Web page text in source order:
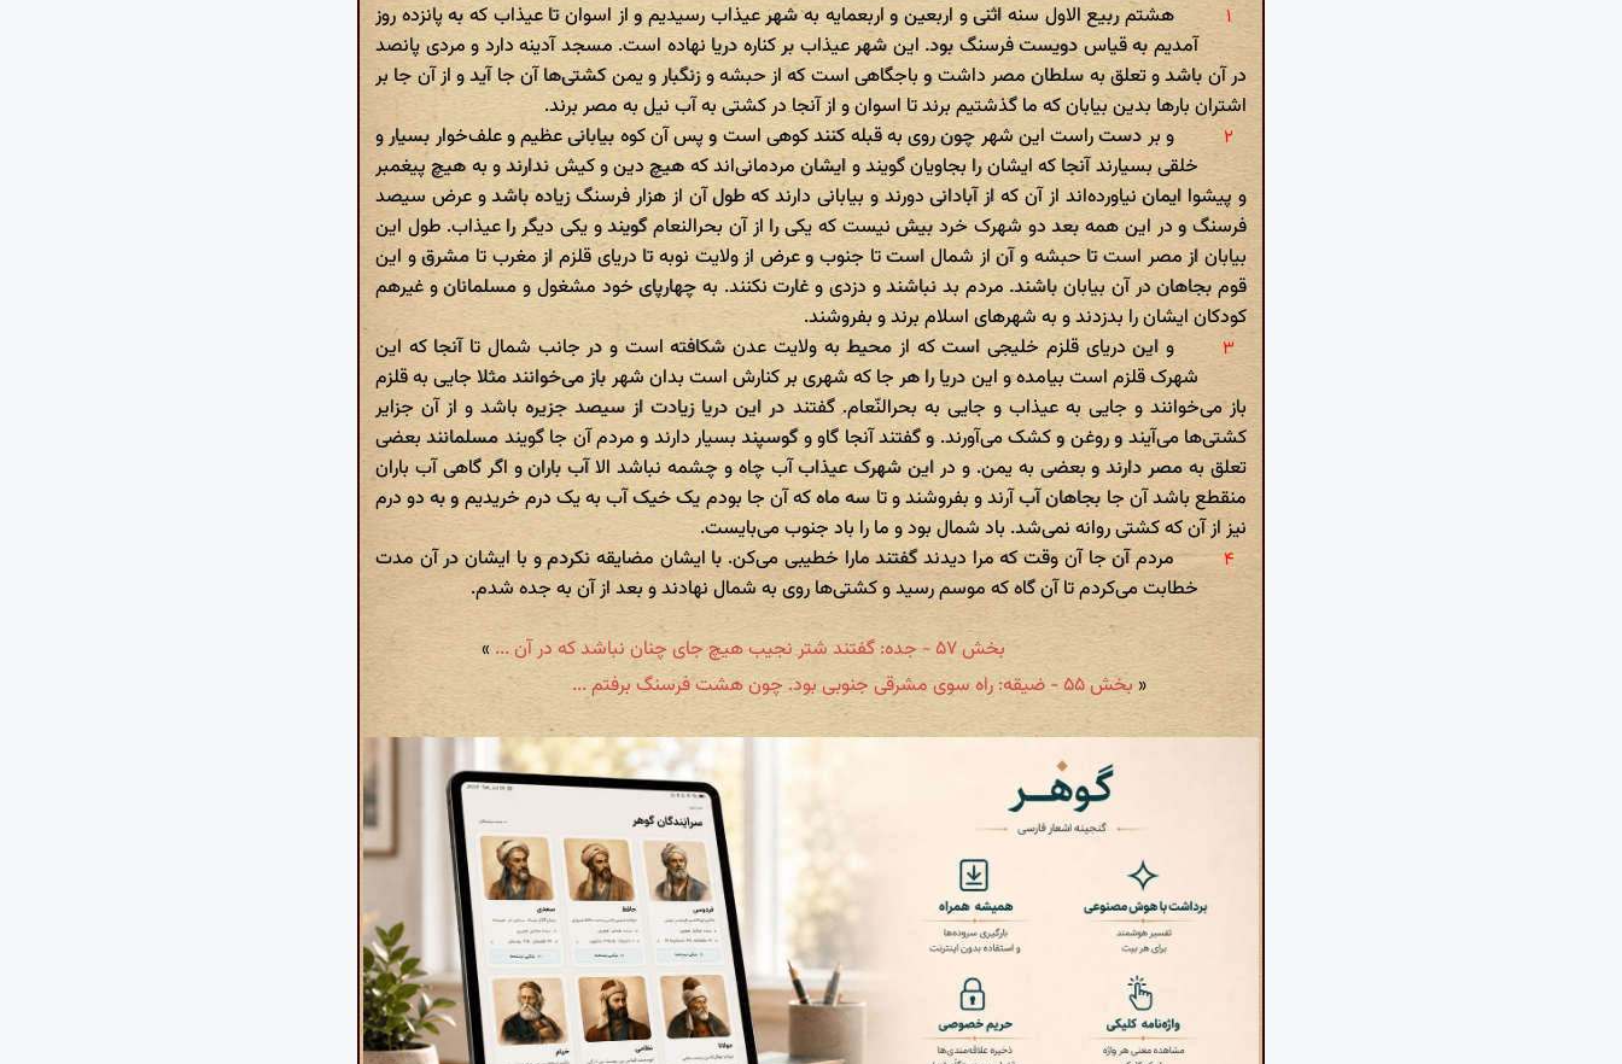
هشتم ربیع الاول سنه اثنی و اربعین و اربعمایه به شهر عیذاب رسیدیم و از اسوان تا عیذاب که به پانزده روز
آمدیم به قیاس دویست فرسنگ بود. این شهر عیذاب بر کناره دریا نهاده است. مسجد آدینه دارد و مردی پانصد
در آن باشد و تعلق به سلطان مصر داشت و باجگاهی است که از حبشه و زنگبار و یمن کشتی‌ها آن جا آید و از آن جا بر
اشتران بارها بدین بیابان که ما گذشتیم برند تا اسوان و از آنجا در کشتی به آب نیل به مصر برند.
و بر دست راست این شهر چون روی به قبله کنند کوهی است و پس آن کوه بیابانی عظیم و علف‌خوار بسیار و
خلقی بسیارند آنجا که ایشان را بجاویان گویند و ایشان مردمانی‌اند که هیچ دین و کیش ندارند و به هیچ پیغمبر
و پیشوا ایمان نیاورده‌اند از آن که از آبادانی دورند و بیابانی دارند که طول آن از هزار فرسنگ زیاده باشد و عرض سیصد
فرسنگ و در این همه بعد دو شهرک خرد بیش نیست که یکی را از آن بحرالنعام گویند و یکی دیگر را عیذاب. طول این
بیابان از مصر است تا حبشه و آن از شمال است تا جنوب و عرض از ولایت نوبه تا دریای قلزم از مغرب تا مشرق و این
قوم بجاهان در آن بیابان باشند. مردم بد نباشند و دزدی و غارت نکنند. به چهارپای خود مشغول و مسلمانان و غیرهم
کودکان ایشان را بدزدند و به شهرهای اسلام برند و بفروشند.
و این دریای قلزم خلیجی است که از محیط به ولایت عدن شکافته است و در جانب شمال تا آنجا که این
شهرک قلزم است بیامده و این دریا را هر جا که شهری بر کنارش است بدان شهر باز می‌خوانند مثلا جایی به قلزم
باز می‌خوانند و جایی به عیذاب و جایی به بحر‌النّعام. گفتند در این دریا زیادت از سیصد جزیره باشد و از آن جزایر
کشتی‌ها می‌آیند و روغن و کشک می‌آورند. و گفتند آنجا گاو و گوسپند بسیار دارند و مردم آن جا گویند مسلمانند بعضی
تعلق به مصر دارند و بعضی به یمن. و در این شهرک عیذاب آب چاه و چشمه نباشد الا آب باران و اگر گاهی آب باران
منقطع باشد آن جا بجاهان آب آرند و بفروشند و تا سه ماه که آن جا بودم یک خیک آب به یک درم خریدیم و به دو درم
نیز از آن که کشتی روانه نمی‌شد. باد شمال بود و ما را باد جنوب می‌بایست.
مردم آن جا آن وقت که مرا دیدند گفتند مارا خطیبی می‌کن. با ایشان مضایقه نکردم و با ایشان در آن مدت
خطابت می‌کردم تا آن گاه که موسم رسید و کشتی‌ها روی به شمال نهادند و بعد از آن به جده شدم.
بخش ۵۷ - جده: گفتند شتر نجیب هیچ جای چنان نباشد که در آن ...
»
« بخش ۵۵ - ضیقه: راه سوی مشرقی جنوبی بود. چون هشت فرسنگ برفتم ...